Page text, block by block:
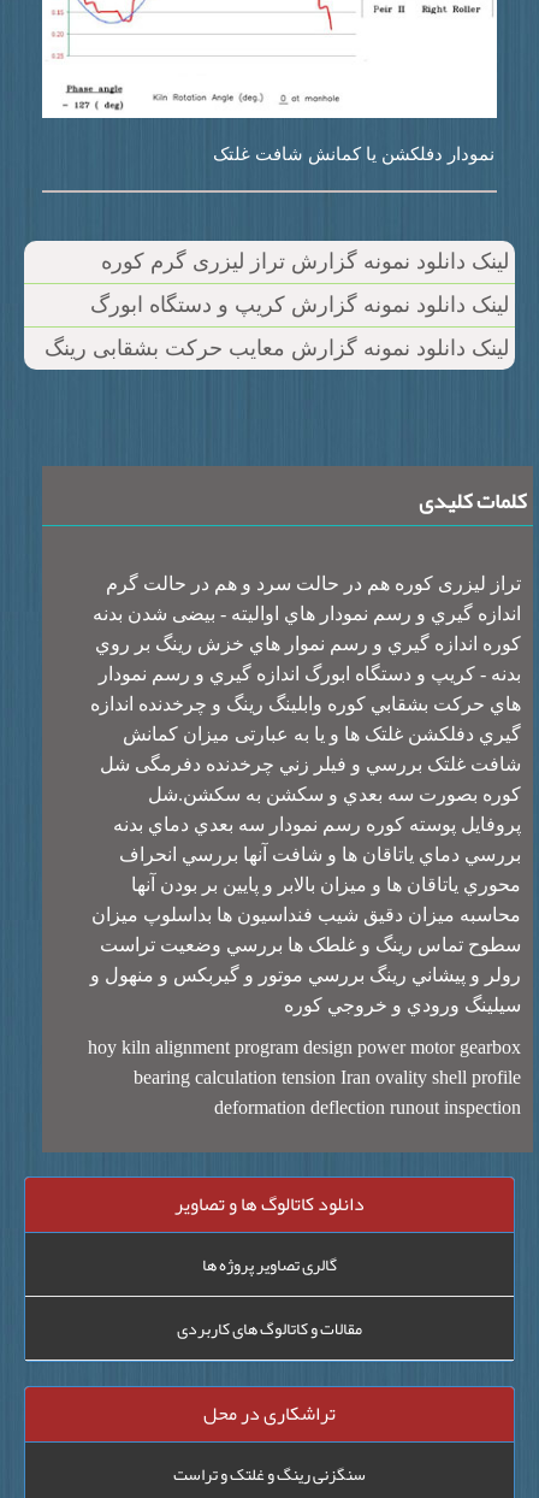
نمودار دفلکشن یا کمانش شافت غلتک
دانلود نمونه گزارش تراز لیزری گرم کوره
دانلود نمونه گزارش کریپ و دستگاه ابورگ
دانلود نمونه گزارش معایب حرکت بشقابی رینگ
کلیدی
لیزری کوره هم در حالت سرد و هم در حالت گرم
گيري و رسم نمودار هاي اواليته - بیضی شدن بدنه
اندازه گيري و رسم نموار هاي خزش رينگ بر روي
- کریپ و دستگاه ابورگ اندازه گيري و رسم نمودار
حرکت بشقابي کوره وابلينگ رينگ و چرخدنده اندازه
دفلکشن غلتک ها و یا به عبارتی میزان کمانش
غلتک بررسي و فيلر زني چرخدنده دفرمگی شل
بصورت سه بعدي و سکشن به سکشن.شل
پوسته کوره رسم نمودار سه بعدي دماي بدنه
دماي ياتاقان ها و شافت آنها بررسي انحراف
ياتاقان ها و ميزان بالابر و پايين بر بودن آنها
ميزان دقيق شيب فنداسيون ها بداسلوپ ميزان
تماس رينگ و غلطک ها بررسي وضعيت تراست
و پيشاني رينگ بررسي موتور و گيربکس و منهول و
ورودي و خروجي کوره
hoy kiln alignment program design power motor
bearing calculation tension Iran ovality shell
deformation deflection runout
دانلود کاتالوگ ها و تصاویر
گالری تصاویر پروژه ها
مقالات و کاتالوگ های کاربردی
تراشکاری در محل
سنگزنی رینگ و غلتک و تراست